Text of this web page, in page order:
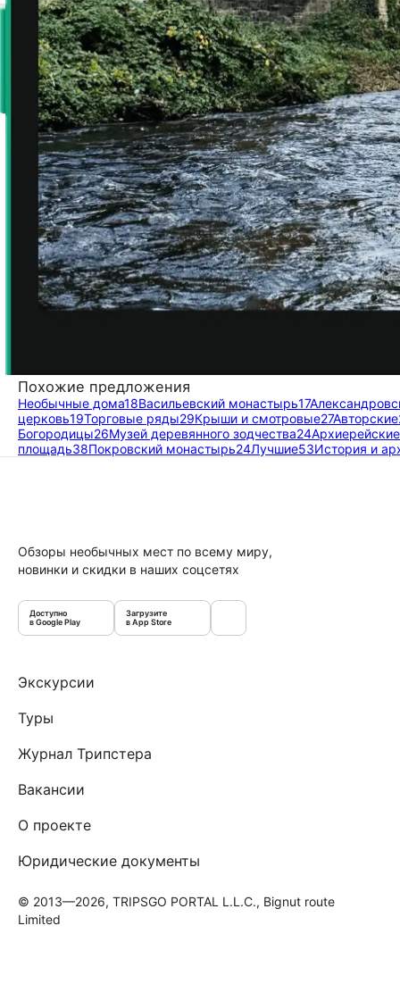
Похожие предложения
Необычные дома18Васильевский монастырь17
церковь19Торговые ряды29Крыши и смотровые27Авторские
Богородицы26Музей деревянного зодчества24
площадь38Покровский монастырь24Лучшие53История и
Обзоры необычных мест по всему миру,
новинки и скидки в наших соцсетях
Доступно
в Google Play
Загрузите
в App Store
Экскурсии
Туры
Журнал Трипстера
Вакансии
О проекте
Юридические документы
© 2013—2026, TRIPSGO PORTAL L.L.C., Bignut route
Limited